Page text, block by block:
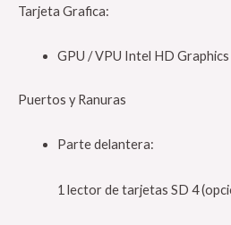
Tarjeta Grafica:
GPU / VPU Intel HD Graphics
Puertos y Ranuras
Parte delantera:
1 lector de tarjetas SD 4